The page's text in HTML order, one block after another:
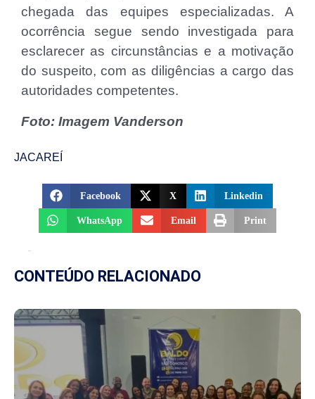
chegada das equipes especializadas. A
ocorrência segue sendo investigada para
esclarecer as circunstâncias e a motivação
do suspeito, com as diligências a cargo das
autoridades competentes.
Foto: Imagem Vanderson
JACAREÍ
Facebook X Linkedin
WhatsApp Email Print
CONTEÚDO RELACIONADO